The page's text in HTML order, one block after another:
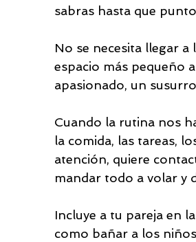
sabras hasta que
No se necesita llegar a
espacio más pequeño
apasionado, un
Cuando la rutina nos
la comida, las tareas,
atención, quiere
mandar todo a volar y
Incluye a tu pareja en
como bañar a los